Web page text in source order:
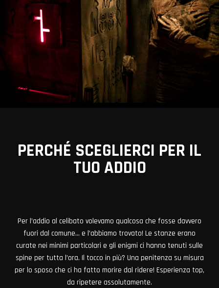
PERCHÉ SCEGLIERCI PER IL
TUO ADDIO
Un’esperienza unica che ha reso l’addio al nubilato davvero
indimenticabile! Non avevamo mai provato un’escape room
prima, ma ci siamo sentite subito a nostro agio grazie alla
disponibilità dello staff. Abbiamo riso, ci siamo agitate, e ci
siamo immerse completamente nella storia. È stata
un’avventura che ricorderemo a lungo. Super consigliata!